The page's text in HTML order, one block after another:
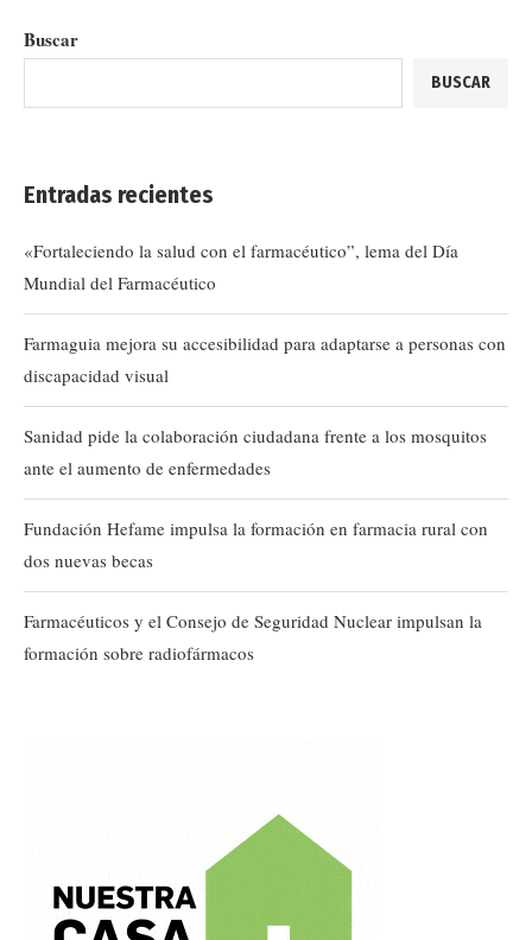
Buscar
BUSCAR
Entradas recientes
«Fortaleciendo la salud con el farmacéutico”, lema del Día
Mundial del Farmacéutico
Farmaguia mejora su accesibilidad para adaptarse a personas con
discapacidad visual
Sanidad pide la colaboración ciudadana frente a los mosquitos
ante el aumento de enfermedades
Fundación Hefame impulsa la formación en farmacia rural con
dos nuevas becas
Farmacéuticos y el Consejo de Seguridad Nuclear impulsan la
formación sobre radiofármacos